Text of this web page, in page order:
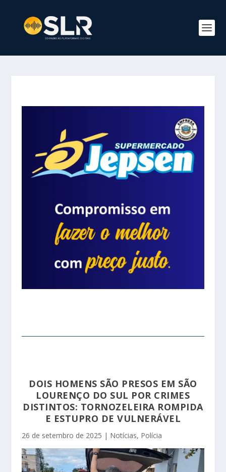
DOIS HOMENS SÃO PRESOS EM SÃO
LOURENÇO DO SUL POR CRIMES
DISTINTOS: TORNOZELEIRA ROMPIDA
E ESTUPRO DE VULNERÁVEL
26 de setembro de 2025 | Notícias, Polícia